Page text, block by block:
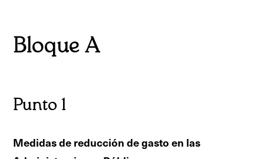
Bloque A
Punto 1
Medidas de reducción de gasto en las